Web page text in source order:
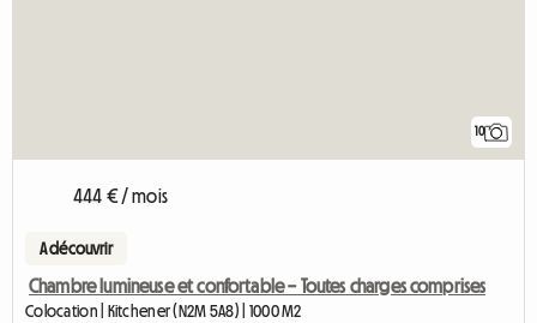
10
444 € / mois
A découvrir
Chambre lumineuse et confortable – Toutes charges comprises
Colocation | Kitchener (N2M 5A8) | 1000 M2